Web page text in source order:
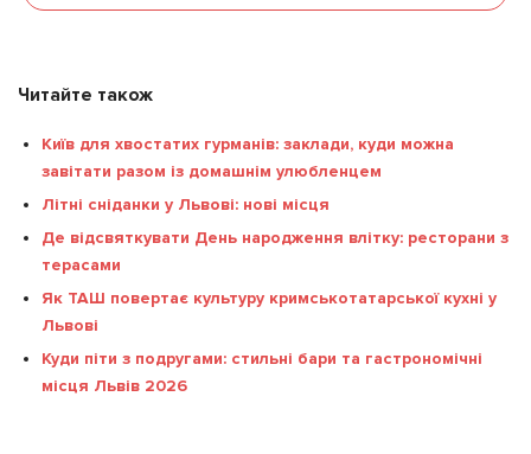
Читайте також
Київ для хвостатих гурманів: заклади, куди можна
завітати разом із домашнім улюбленцем
Літні сніданки у Львові: нові місця
Де відсвяткувати День народження влітку: ресторани з
терасами
Як ТАШ повертає культуру кримськотатарської кухні у
Львові
Куди піти з подругами: стильні бари та гастрономічні
місця Львів 2026